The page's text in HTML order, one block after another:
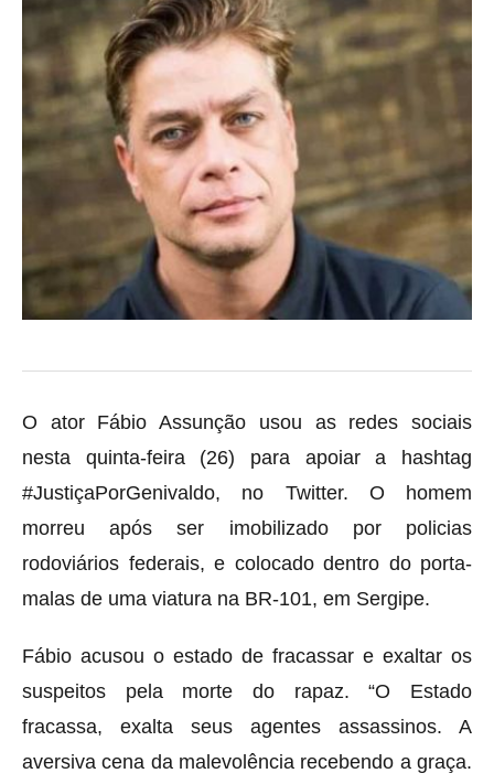
O ator Fábio Assunção usou as redes sociais
nesta quinta-feira (26) para apoiar a hashtag
#JustiçaPorGenivaldo, no Twitter. O homem
morreu após ser imobilizado por policias
rodoviários federais, e colocado dentro do porta-
malas de uma viatura na BR-101, em Sergipe.
Fábio acusou o estado de fracassar e exaltar os
suspeitos pela morte do rapaz. “O Estado
fracassa, exalta seus agentes assassinos. A
aversiva cena da malevolência recebendo a graça.